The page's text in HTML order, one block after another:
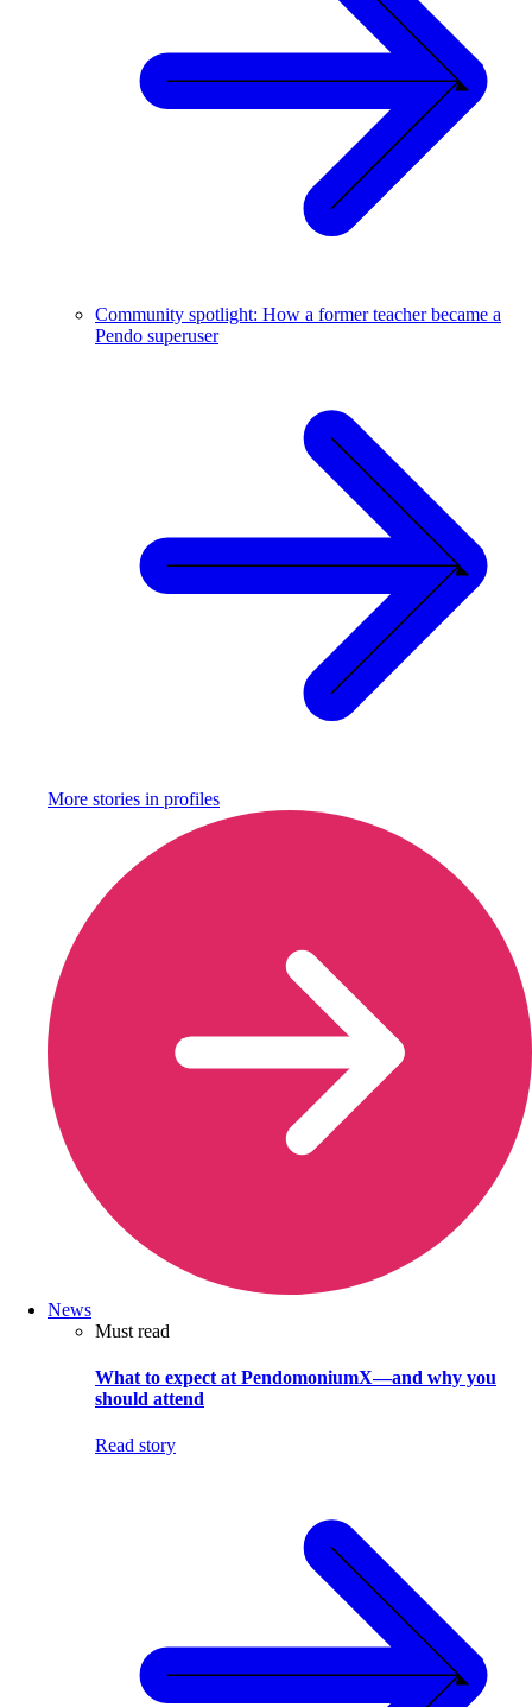
Community spotlight: How a former teacher became a
Pendo superuser
More stories in profiles
News
Must read
What to expect at PendomoniumX—and why you
should attend
Read story